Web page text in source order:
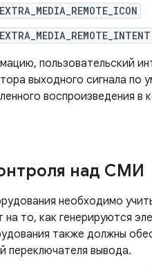
пользовательский
выходного сигнала по
воспроизведения в
над СМИ
необходимо
на то, как генерируются
также должны
переключателя вывода.